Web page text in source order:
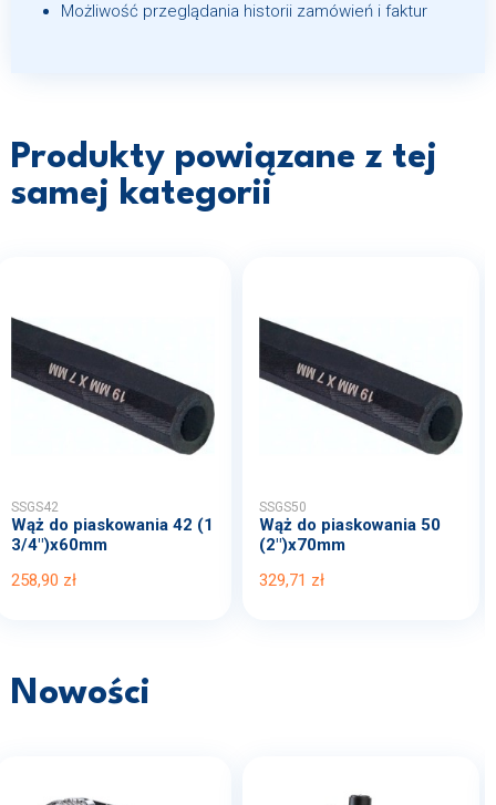
Możliwość przeglądania historii zamówień i faktur
Produkty powiązane z tej
samej kategorii
SSGS42
Wąż do piaskowania 42 (1
3/4")x60mm
258,90 zł
SSGS50
Wąż do piaskowania 50
(2")x70mm
329,71 zł
Nowości